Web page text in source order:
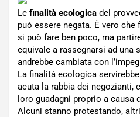
Le finalità ecologica del
può essere negata. È vero
si può fare ben poco, ma
equivale a rassegnarsi ad una
andrebbe cambiata con
La finalità ecologica
acuta la rabbia dei negozianti,
loro guadagni proprio a causa
Alcuni stanno protestando,